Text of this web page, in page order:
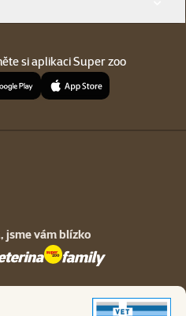
si aplikaci Super zoo
jsme vám blízko